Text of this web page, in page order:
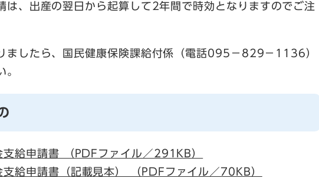
、出産の翌日から起算して2年間で時効となりますのでご注
ましたら、国民健康保険課給付係（電話095－829－1136）
。
支給申請書 （PDFファイル／291KB）
支給申請書（記載見本） （PDFファイル／70KB）